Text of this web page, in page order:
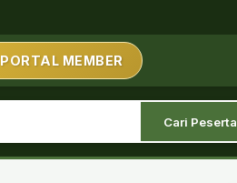
PORTAL MEMBER
Cari Peserta